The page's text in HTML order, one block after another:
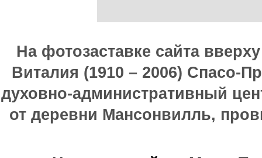
На фотозаставке сайта
Виталия (1910 – 2006) Спасо-
духовно-административный
от деревни Мансонвилль,